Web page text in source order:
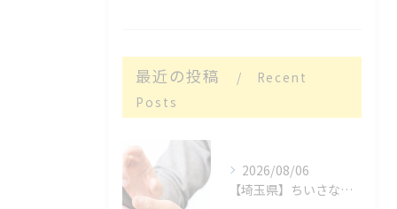
最近の投稿
Recent
Posts
2026/08/06
【埼玉県】ちいさな親切